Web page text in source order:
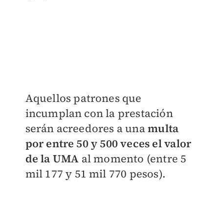
Aquellos patrones que
incumplan con la prestación
serán acreedores a unamulta
por entre 50 y 500 veces el valor
de la UMA al momento (entre 5
mil 177 y 51 mil 770 pesos).